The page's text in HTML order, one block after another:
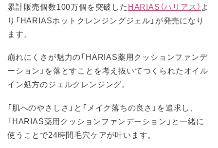
累計販売個数100万個を突破したHARIAS（ハリアス） よ
り「HARIASホットクレンジングジェル」が発売になり
ます。
崩れにくさが魅力の「HARIAS薬用クッションファンデ
ーション」を落とすことを考え抜いてつくられたオイル
イン処方のジェルクレンジング。
「肌へのやさしさ」と「メイク落ちの良さ」を追求し、
「HARIAS薬用クッションファンデーション」と一緒に
使うことで24時間毛穴ケアが叶います。